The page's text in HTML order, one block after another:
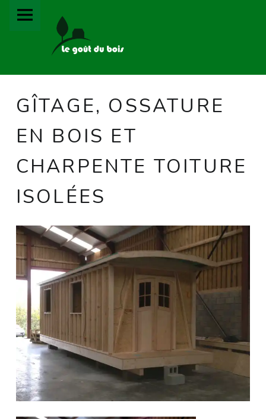
GÎTAGE, OSSATURE EN BOIS ET CHARPENTE TOITURE ISOLÉES – LE GOÛT DU BOIS
PRIMARY MENU
GÎTAGE, OSSATURE
EN BOIS ET
CHARPENTE TOITURE
ISOLÉES